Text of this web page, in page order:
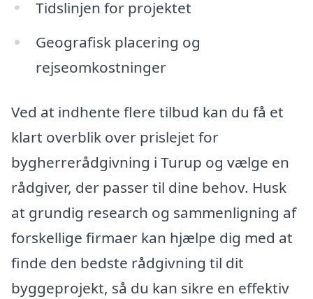
Tidslinjen for projektet
Geografisk placering og
rejseomkostninger
Ved at indhente flere tilbud kan du få et
klart overblik over prislejet for
bygherrerådgivning i Turup og vælge en
rådgiver, der passer til dine behov. Husk
at grundig research og sammenligning af
forskellige firmaer kan hjælpe dig med at
finde den bedste rådgivning til dit
byggeprojekt, så du kan sikre en effektiv